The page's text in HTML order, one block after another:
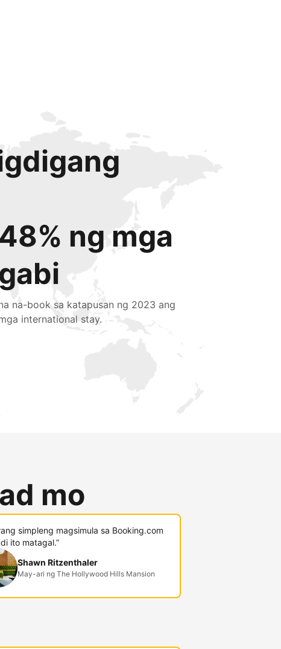
48% ng mga
gabi
na-book sa katapusan ng 2023 ang
international stay.
mo
simpleng magsimula sa Booking.com
ito matagal.”
Shawn Ritzenthaler
May-ari ng The Hollywood Hills Mansion